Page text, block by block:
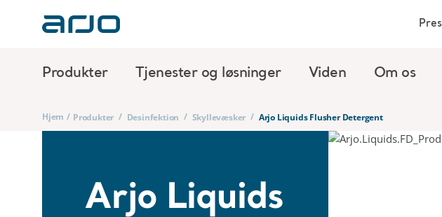
Produkter Tjenester og løsninger Viden Om os
Hjem / Produkter / Desinfektion / Skyllevæsker / Arjo Liquids Flusher Detergent
Arjo Liquids